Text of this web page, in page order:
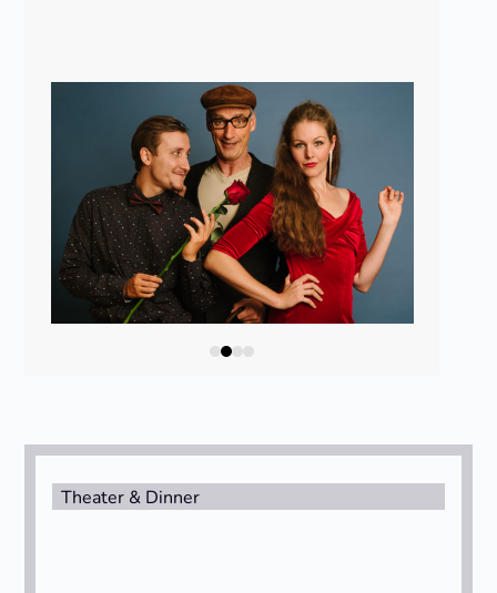
arrow
keys
to
access
carousel
Theater & Dinner